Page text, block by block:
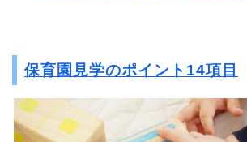
保育園見学のポイント14項目